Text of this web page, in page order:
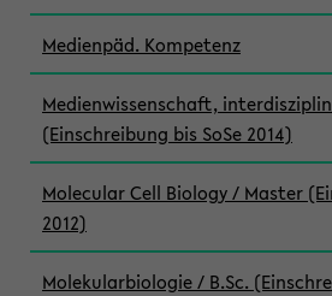
Medienpäd. Kompetenz
Medienwissenschaft,
(Einschreibung bis SoSe 2014)
Molecular Cell Biology / Master
2012)
Molekularbiologie / B.Sc.